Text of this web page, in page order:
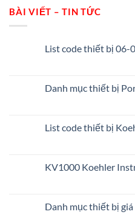
BÀI VIẾT – TIN TỨC
List code thiết bị 06-
Danh mục thiết bị
List code thiết bị
KV1000 Koehler
Danh mục thiết bị